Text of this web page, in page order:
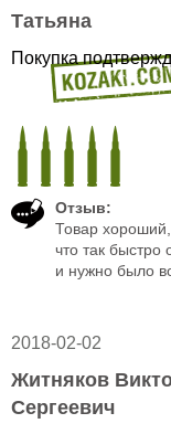
Татьяна
Покупка
Отзыв:
Товар
что так быстро
и нужно было
2018-02-02
Житняков
Сергеевич